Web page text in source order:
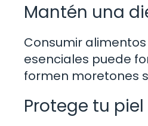
Mantén una
Consumir
esenciales puede
formen moretones
Protege tu piel